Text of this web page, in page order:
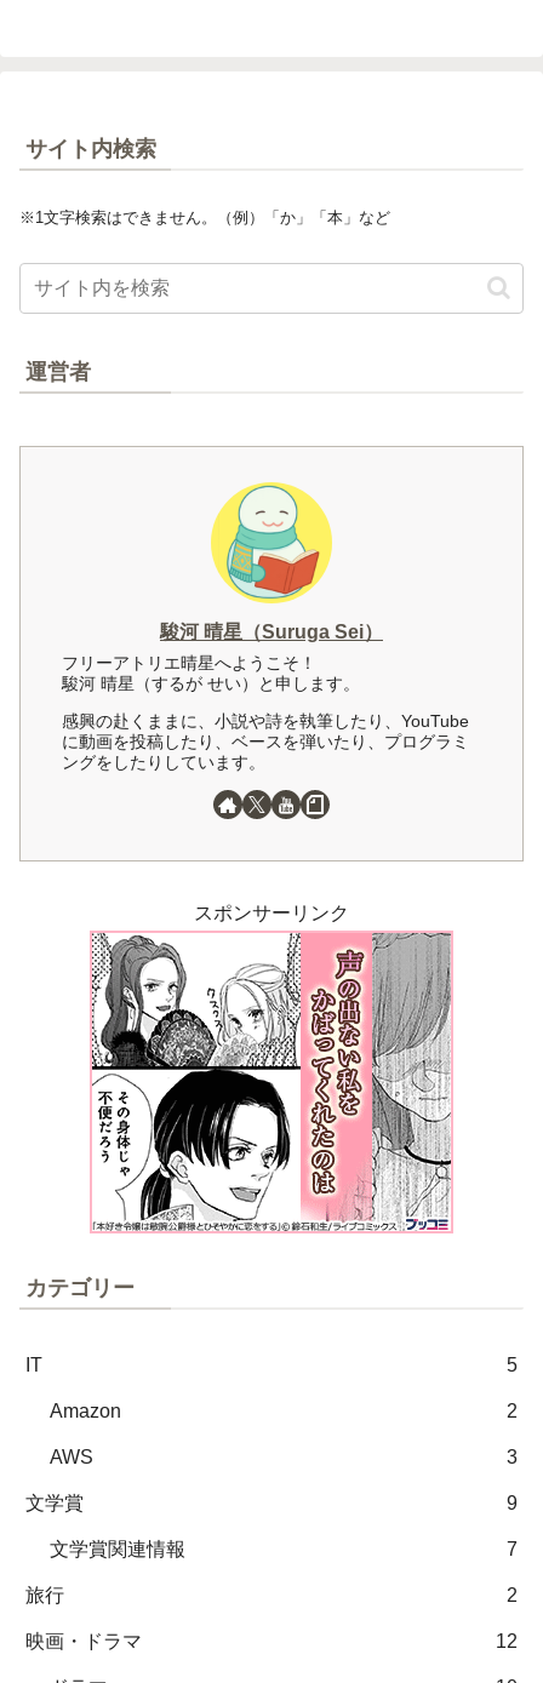
サイト内検索
※1文字検索はできません。（例）「か」「本」など
運営者
駿河 晴星（Suruga Sei）
フリーアトリエ晴星へようこそ！
駿河 晴星（するが せい）と申します。
感興の赴くままに、小説や詩を執筆したり、YouTube
に動画を投稿したり、ベースを弾いたり、プログラミ
ングをしたりしています。
スポンサーリンク
カテゴリー
IT 5
Amazon 2
AWS 3
文学賞 9
文学賞関連情報 7
旅行 2
映画・ドラマ 12